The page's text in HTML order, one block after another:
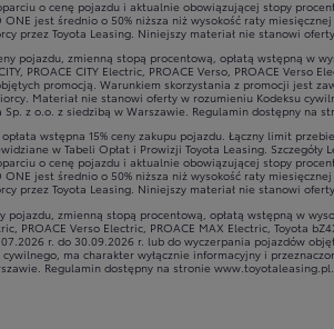
o cenę pojazdu i aktualnie obowiązującej stopy
jest średnio o 50% niższa niż wysokość raty
Toyota Leasing. Niniejszy materiał nie stanowi
pojazdu, zmienną stopą procentową, opłatą wstępną w
PROACE CITY Electric, PROACE Verso, PROACE Verso
promocją. Warunkiem skorzystania z promocji jest
Materiał nie stanowi oferty w rozumieniu Kodeksu
z o.o. z siedzibą w Warszawie. Regulamin dostępny na
wstępna 15% ceny zakupu pojazdu. Łączny limit
w Tabeli Opłat i Prowizji Toyota Leasing.
o cenę pojazdu i aktualnie obowiązującej stopy
jest średnio o 50% niższa niż wysokość raty
Toyota Leasing. Niniejszy materiał nie stanowi
pojazdu, zmienną stopą procentową, opłatą wstępną w
PROACE Verso Electric, PROACE MAX Electric, Toyota
r. do 30.09.2026 r. lub do wyczerpania pojazdów
ma charakter wyłącznie informacyjny i
Regulamin dostępny na stronie www.toyotaleasing.pl.